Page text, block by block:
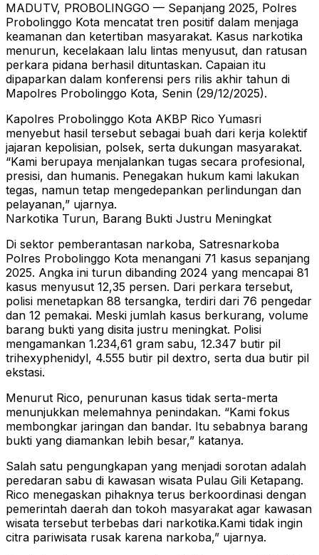
MADUTV, PROBOLINGGO — Sepanjang 2025, Polres
Probolinggo Kota mencatat tren positif dalam menjaga
keamanan dan ketertiban masyarakat. Kasus narkotika
menurun, kecelakaan lalu lintas menyusut, dan ratusan
perkara pidana berhasil dituntaskan. Capaian itu
dipaparkan dalam konferensi pers rilis akhir tahun di
Mapolres Probolinggo Kota, Senin (29/12/2025).
Kapolres Probolinggo Kota AKBP Rico Yumasri
menyebut hasil tersebut sebagai buah dari kerja kolektif
jajaran kepolisian, polsek, serta dukungan masyarakat.
“Kami berupaya menjalankan tugas secara profesional,
presisi, dan humanis. Penegakan hukum kami lakukan
tegas, namun tetap mengedepankan perlindungan dan
pelayanan,” ujarnya.
Narkotika Turun, Barang Bukti Justru Meningkat
Di sektor pemberantasan narkoba, Satresnarkoba
Polres Probolinggo Kota menangani 71 kasus sepanjang
2025. Angka ini turun dibanding 2024 yang mencapai 81
kasus menyusut 12,35 persen. Dari perkara tersebut,
polisi menetapkan 88 tersangka, terdiri dari 76 pengedar
dan 12 pemakai. Meski jumlah kasus berkurang, volume
barang bukti yang disita justru meningkat. Polisi
mengamankan 1.234,61 gram sabu, 12.347 butir pil
trihexyphenidyl, 4.555 butir pil dextro, serta dua butir pil
ekstasi.
Menurut Rico, penurunan kasus tidak serta-merta
menunjukkan melemahnya penindakan. “Kami fokus
membongkar jaringan dan bandar. Itu sebabnya barang
bukti yang diamankan lebih besar,” katanya.
Salah satu pengungkapan yang menjadi sorotan adalah
peredaran sabu di kawasan wisata Pulau Gili Ketapang.
Rico menegaskan pihaknya terus berkoordinasi dengan
pemerintah daerah dan tokoh masyarakat agar kawasan
wisata tersebut terbebas dari narkotika.Kami tidak ingin
citra pariwisata rusak karena narkoba,” ujarnya.